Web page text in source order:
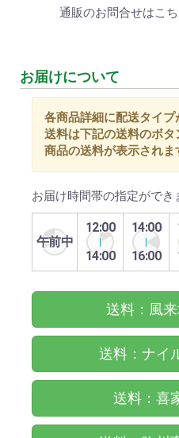
通販のお問合せはこ
お届けについて
各商品詳細に配送タイプ
送料は下記の送料のボ
商品の送料が表示されま
お届け時間帯の指定ができ
午前中
12:00
14:00
14:00
16:00
送料：風
送料：ナイ
送料：喜